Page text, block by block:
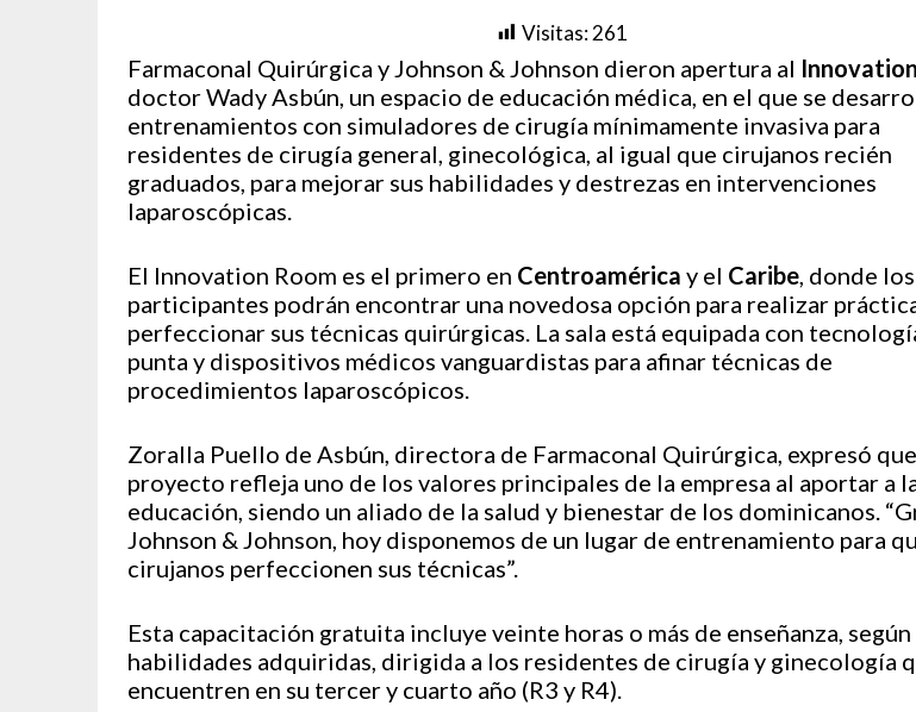
Visitas:261
Farmaconal Quirúrgica y Johnson & Johnson dieron apertura al
doctor Wady Asbún, un espacio de educación médica, en el que se
entrenamientos con simuladores de cirugía mínimamente invasiva para
residentes de cirugía general, ginecológica, al igual que cirujanos recién
graduados, para mejorar sus habilidades y destrezas en intervenciones
laparoscópicas.
El Innovation Room es el primero en Centroamérica y el Caribe , donde los
participantes podrán encontrar una novedosa opción para realizar
perfeccionar sus técnicas quirúrgicas. La sala está equipada con
punta y dispositivos médicos vanguardistas para afinar técnicas de
procedimientos laparoscópicos.
Zoralla Puello de Asbún, directora de Farmaconal Quirúrgica, expresó
proyecto refleja uno de los valores principales de la empresa al aportar a
educación, siendo un aliado de la salud y bienestar de los dominicanos.
Johnson & Johnson, hoy disponemos de un lugar de entrenamiento para
cirujanos perfeccionen sus técnicas”.
Esta capacitación gratuita incluye veinte horas o más de enseñanza, según
habilidades adquiridas, dirigida a los residentes de cirugía y ginecología
encuentren en su tercer y cuarto año (R3 y R4).